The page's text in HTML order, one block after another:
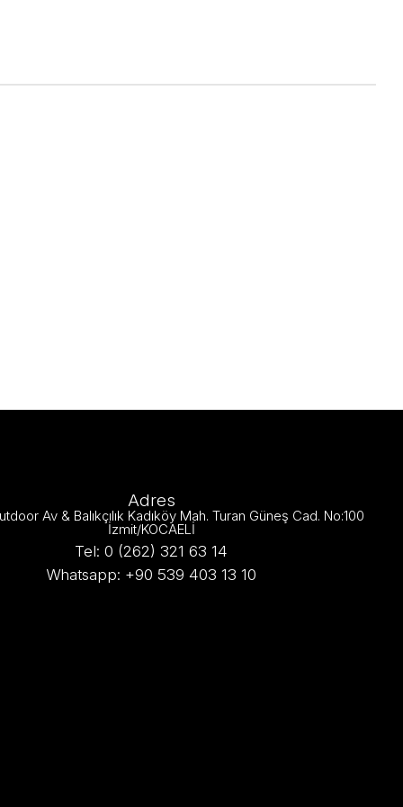
Adres
Av & Balıkçılık Kadıköy Mah. Turan Güneş Cad. No:100
İzmit/KOCAELİ
Tel: 0 (262) 321 63 14
Whatsapp: +90 539 403 13 10